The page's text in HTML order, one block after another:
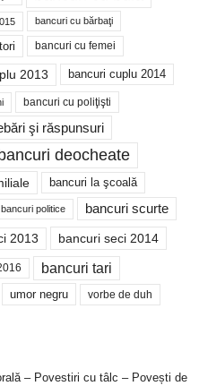
bancuri cu bărbaţi
bancuri cu femei
2013 bancuri cuplu 2014
bancuri cu poliţişti
şi răspunsuri
bancuri deocheate
bancuri la şcoală
bancuri politice bancuri scurte
2013 bancuri seci 2014
bancuri tari
umor negru vorbe de duh
– Povestiri cu tâlc – Povești de